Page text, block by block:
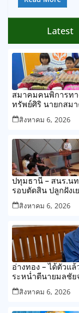
Latest
สมาคมคนพิการทา
ทรัพย์ศิริ นายกสม
สังคมสงเคราะห์แห่
สิงหาคม 6, 2026
ปทุมธานี – สนร.น
รอบตัดสิน ปลูกฝัง
ดิน
สิงหาคม 6, 2026
อ่างทอง – ได้ตัวแ
ระหน่ำตีนายมลชัย
สิงหาคม 6, 2026